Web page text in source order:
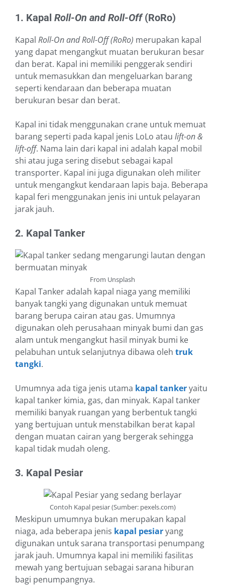
1. Kapal Roll-On and Roll-Off(RoRo)
Kapal Roll-On and Roll-Off (RoRo) merupakan kapal
yang dapat mengangkut muatan berukuran besar
dan berat. Kapal ini memiliki penggerak sendiri
untuk memasukkan dan mengeluarkan barang
seperti kendaraan dan beberapa muatan
berukuran besar dan berat.
Kapal ini tidak menggunakan crane untuk memuat
barang seperti pada kapal jenis LoLo atau lift-on &
lift-off. Nama lain dari kapal ini adalah kapal mobil
shi atau juga sering disebut sebagai kapal
transporter. Kapal ini juga digunakan oleh militer
untuk mengangkut kendaraan lapis baja. Beberapa
kapal feri menggunakan jenis ini untuk pelayaran
jarak jauh.
2. Kapal Tanker
From Unsplash
Kapal Tanker adalah kapal niaga yang memiliki
banyak tangki yang digunakan untuk memuat
barang berupa cairan atau gas. Umumnya
digunakan oleh perusahaan minyak bumi dan gas
alam untuk mengangkut hasil minyak bumi ke
pelabuhan untuk selanjutnya dibawa oleh truk
tangki.
Umumnya ada tiga jenis utama kapal tankeryaitu
kapal tanker kimia, gas, dan minyak. Kapal tanker
memiliki banyak ruangan yang berbentuk tangki
yang bertujuan untuk menstabilkan berat kapal
dengan muatan cairan yang bergerak sehingga
kapal tidak mudah oleng.
3. Kapal Pesiar
Contoh Kapal pesiar (Sumber: pexels.com)
Meskipun umumnya bukan merupakan kapal
niaga, ada beberapa jenis kapal pesiaryang
digunakan untuk sarana transportasi penumpang
jarak jauh. Umumnya kapal ini memiliki fasilitas
mewah yang bertujuan sebagai sarana hiburan
bagi penumpangnya.